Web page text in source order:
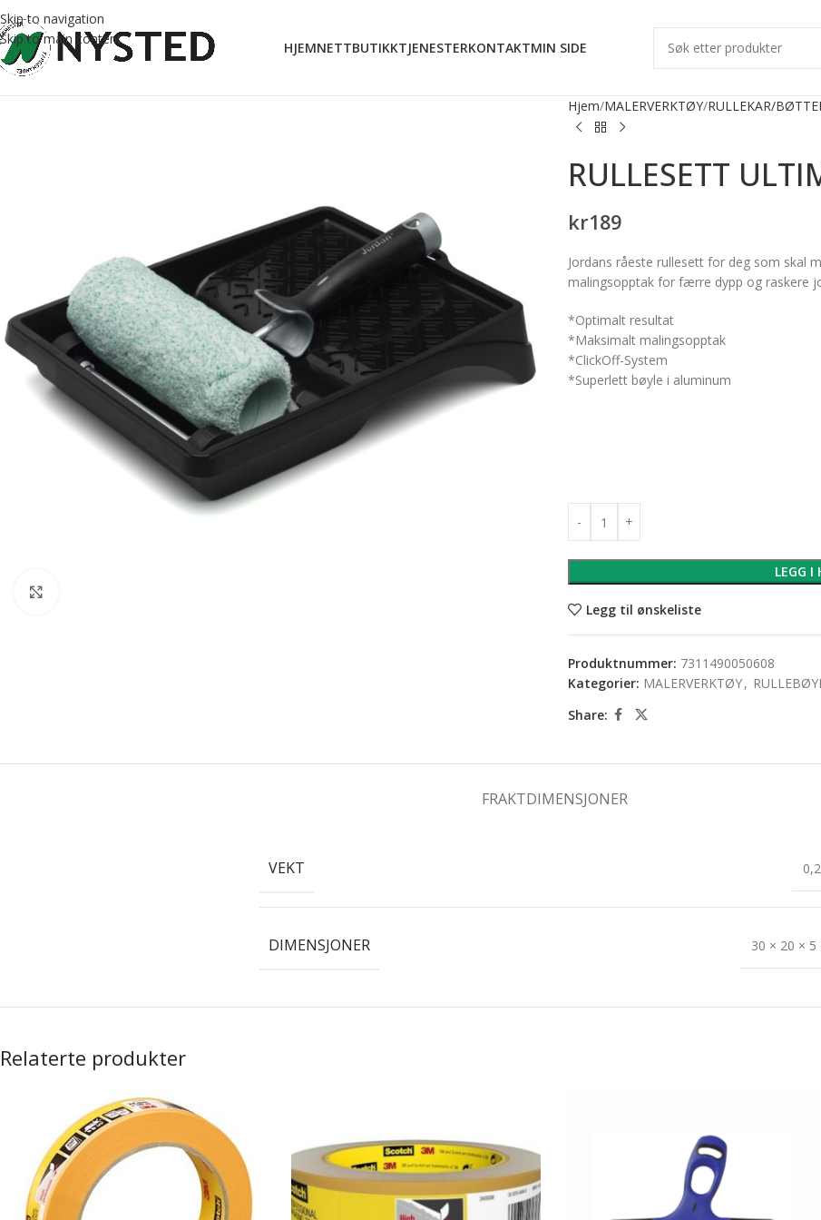
Skip to navigation
Skip to main content
HJEMNETTBUTIKKTJENESTERKONTAKTMIN SIDE
Hjem MALERVERKTØY RULLEKAR/
RULLESETT
kr189
Jordans råeste rullesett for deg som skal
malingsopptak for færre dypp og raskere
*Optimalt resultat
*Maksimalt malingsopptak
*ClickOff-System
*Superlett bøyle i aluminum
LEGG I
Legg til ønskeliste
Produktnummer: 7311490050608
Kategorier: MALERVERKTØY,
Share:
FRAKTDIMENSJONER
VEKT
DIMENSJONER 30 × 20 × 5
Relaterte produkter